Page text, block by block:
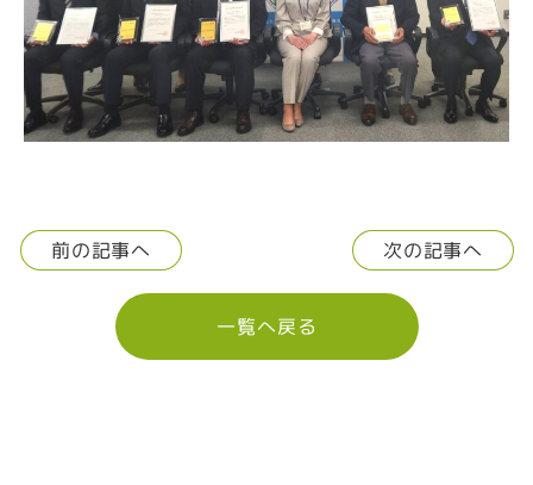
前の記事へ 次の記事へ
一覧へ戻る